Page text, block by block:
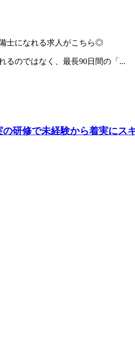
士になれる求人がこちら◎
るのではなく、最長90日間の「...
研修で未経験から着実に